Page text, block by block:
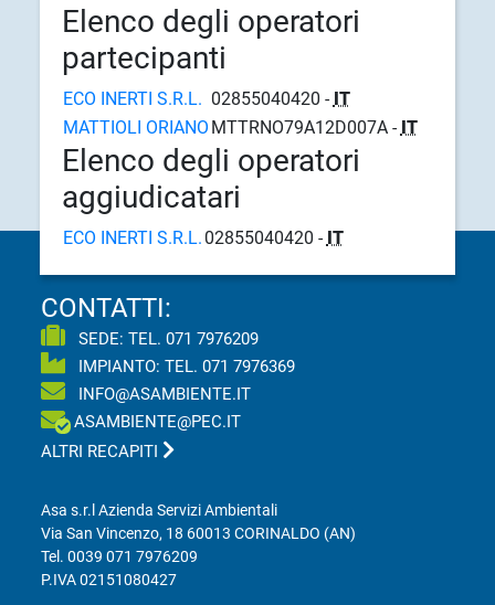
Elenco degli operatori
partecipanti
ECO INERTI S.R.L. 02855040420 - IT
MATTIOLI ORIANO MTTRNO79A12D007A - IT
Elenco degli operatori
aggiudicatari
ECO INERTI S.R.L. 02855040420 - IT
CONTATTI:
SEDE: TEL.071 7976209
IMPIANTO: TEL.071 7976369
INFO@ASAMBIENTE.IT
ASAMBIENTE@PEC.IT
ALTRI RECAPITI
Asa s.r.l Azienda Servizi Ambientali
Via San Vincenzo, 18 60013 CORINALDO (AN)
Tel.0039 071 7976209
P.IVA 02151080427